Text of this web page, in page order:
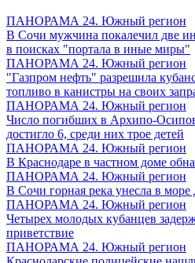
ПАНОРАМА 24. Южный регион
В Сочи мужчина покалечил две
в поисках "портала в иные миры"
ПАНОРАМА 24. Южный регион
"Газпром нефть" разрешила
топливо в канистры на своих
ПАНОРАМА 24. Южный регион
Число погибших в Архипо-
достигло 6, среди них трое детей
ПАНОРАМА 24. Южный регион
В Краснодаре в частном доме
ПАНОРАМА 24. Южный регион
В Сочи горная река унесла в
ПАНОРАМА 24. Южный регион
Четырех молодых кубанцев
приветствие
ПАНОРАМА 24. Южный регион